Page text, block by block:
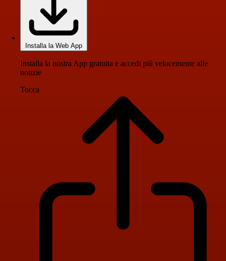
Installa la Web App
Installa la nostra App gratuita e accedi più velocemente alle
notizie
Tocca